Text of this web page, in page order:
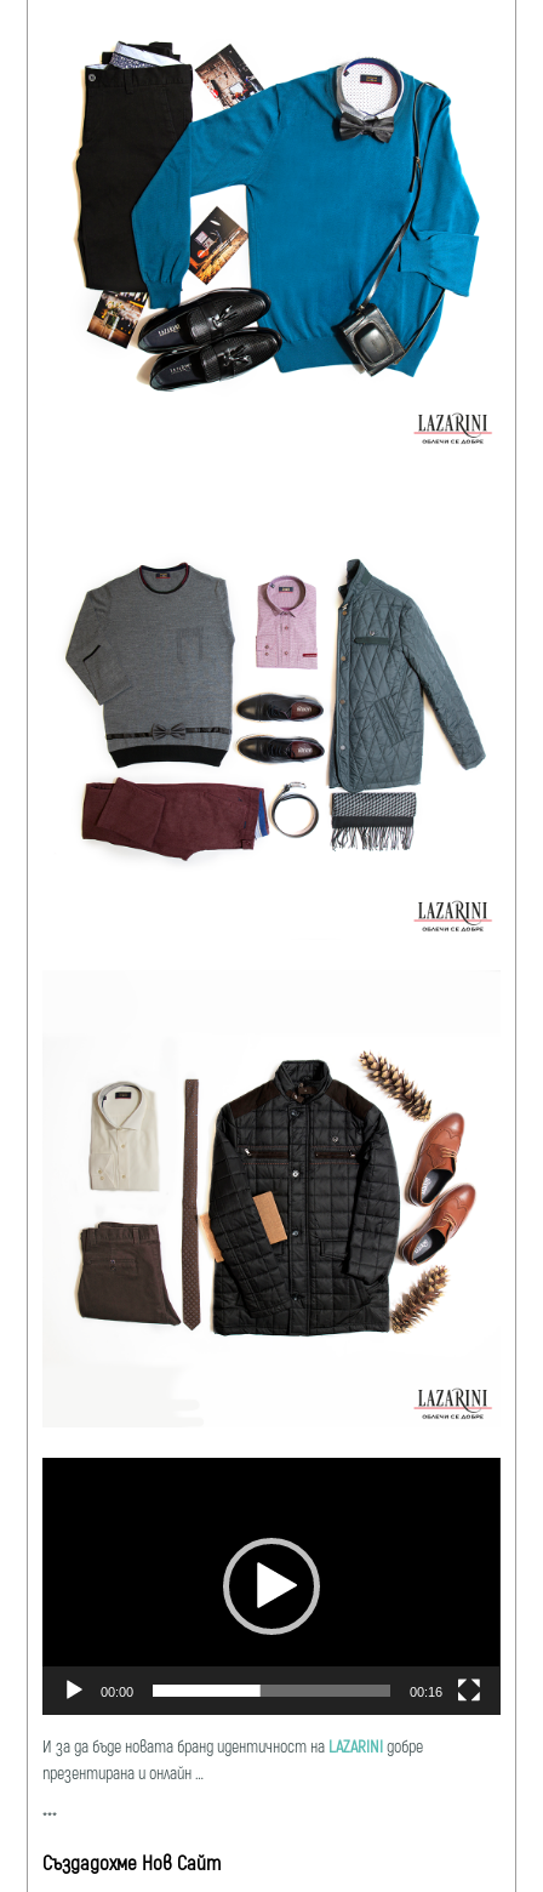
00:00 00:16
И за да бъде новата бранд идентичност на LAZARINI добре
презентирана и онлайн …
***
Създадохме Нов Сайт